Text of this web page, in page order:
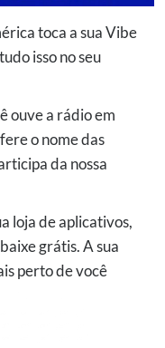
toca a sua Vibe
isso no seu
ouve a rádio em
o nome das
da nossa
loja de aplicativos,
grátis. A sua
perto de você